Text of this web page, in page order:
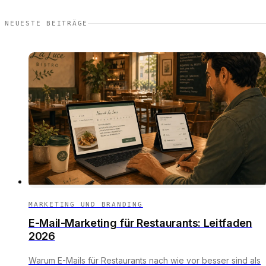
NEUESTE BEITRÄGE
MARKETING UND BRANDING
E-Mail-Marketing für Restaurants: Leitfaden
2026
Warum E-Mails für Restaurants nach wie vor besser sind als